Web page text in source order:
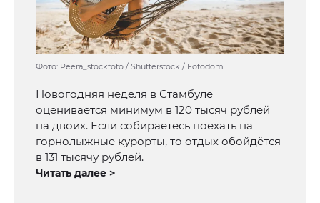
Фото: Peera_stockfoto / Shutterstock / Fotodom
Новогодняя неделя в Стамбуле
оценивается минимум в 120 тысяч рублей
на двоих. Если собираетесь поехать на
горнолыжные курорты, то отдых обойдётся
в 131 тысячу рублей.
Читать далее >